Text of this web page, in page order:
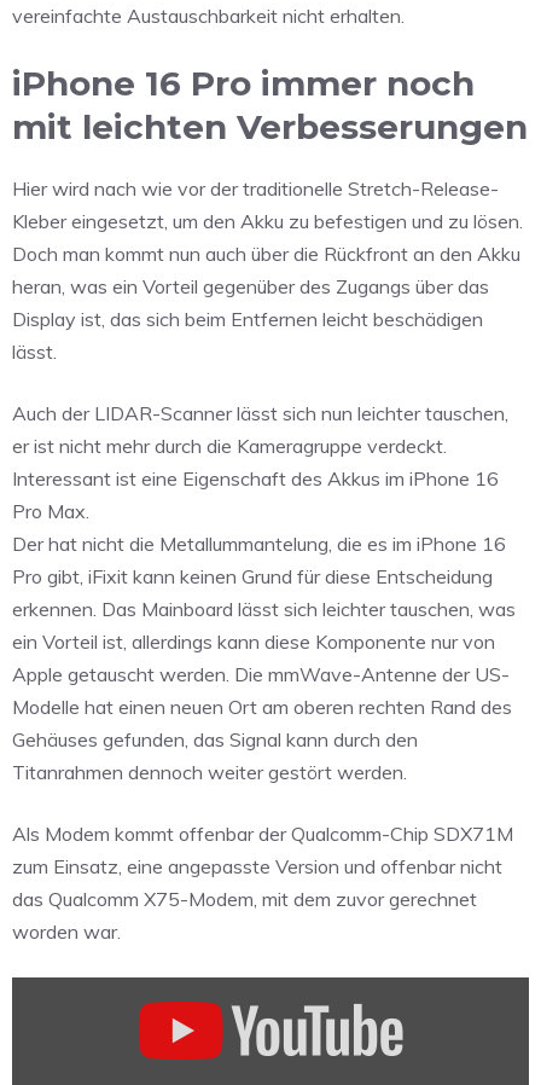
vereinfachte Austauschbarkeit nicht erhalten.
iPhone 16 Pro immer noch
mit leichten Verbesserungen
Hier wird nach wie vor der traditionelle Stretch-Release-
Kleber eingesetzt, um den Akku zu befestigen und zu lösen.
Doch man kommt nun auch über die Rückfront an den Akku
heran, was ein Vorteil gegenüber des Zugangs über das
Display ist, das sich beim Entfernen leicht beschädigen
lässt.
Auch der LIDAR-Scanner lässt sich nun leichter tauschen,
er ist nicht mehr durch die Kameragruppe verdeckt.
Interessant ist eine Eigenschaft des Akkus im iPhone 16
Pro Max.
Der hat nicht die Metallummantelung, die es im iPhone 16
Pro gibt, iFixit kann keinen Grund für diese Entscheidung
erkennen. Das Mainboard lässt sich leichter tauschen, was
ein Vorteil ist, allerdings kann diese Komponente nur von
Apple getauscht werden. Die mmWave-Antenne der US-
Modelle hat einen neuen Ort am oberen rechten Rand des
Gehäuses gefunden, das Signal kann durch den
Titanrahmen dennoch weiter gestört werden.
Als Modem kommt offenbar der Qualcomm-Chip SDX71M
zum Einsatz, eine angepasste Version und offenbar nicht
das Qualcomm X75-Modem, mit dem zuvor gerechnet
worden war.